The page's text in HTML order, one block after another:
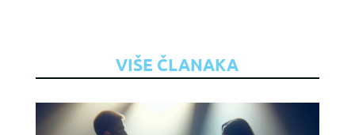
VIŠE ČLANAKA